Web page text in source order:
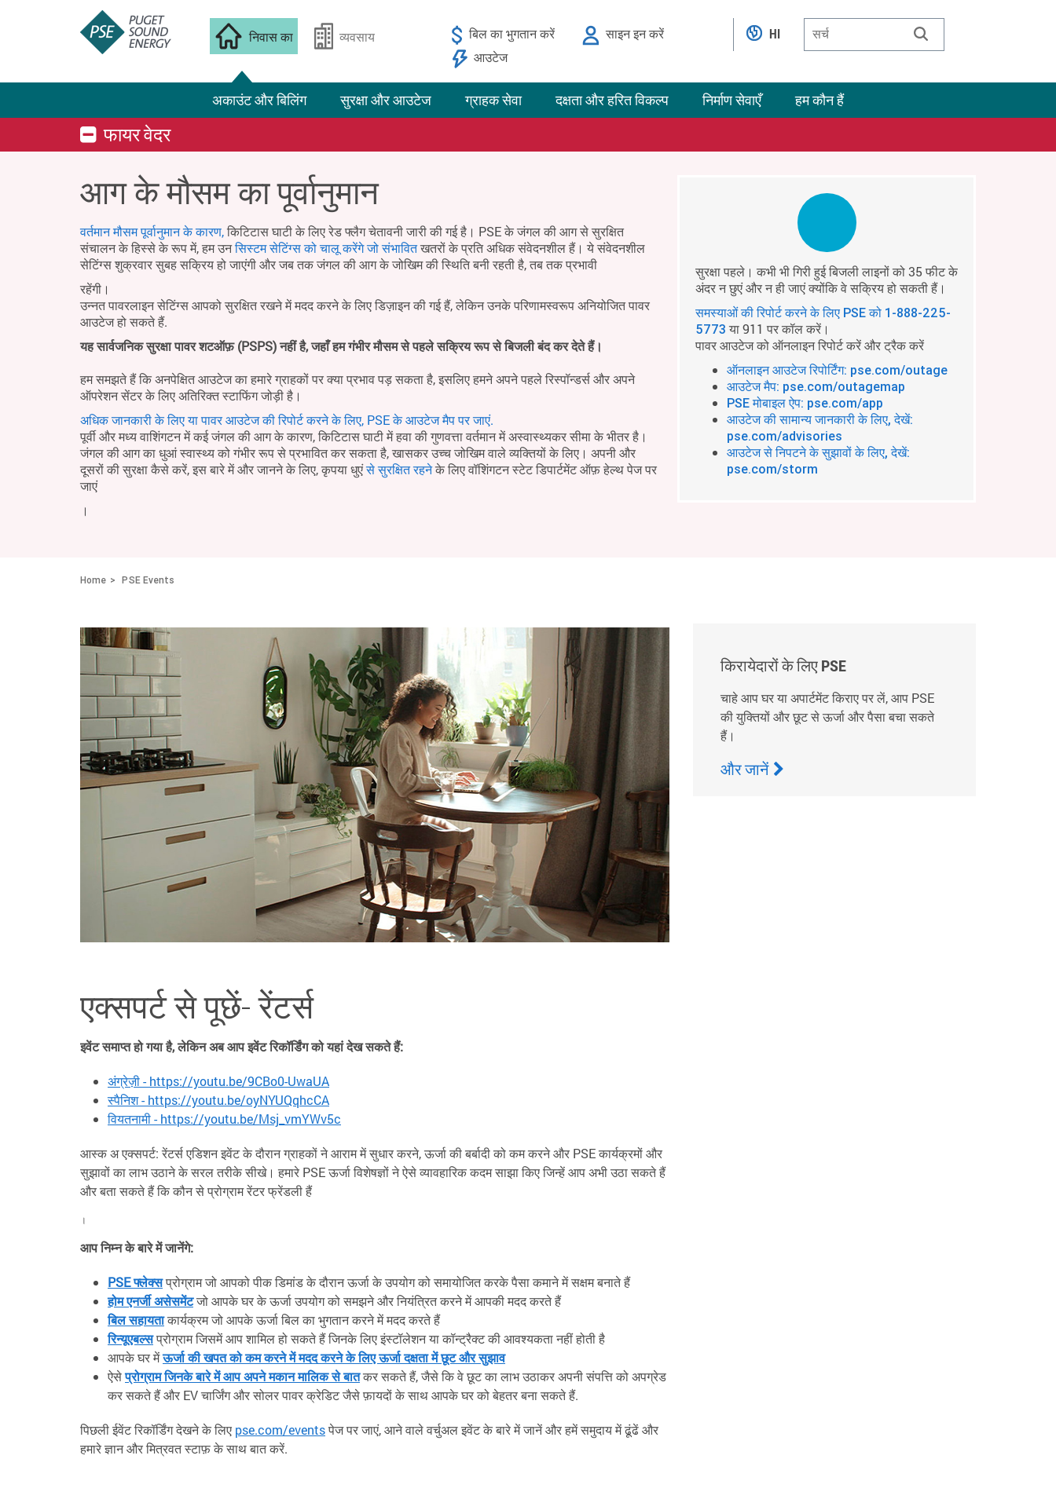
निवास का
अकाउंट और बिलिंग सुरक्षा और आउटेज ग्राहक सेवा दक्षता और हरित विकल्प निर्माण सेवाएँ हम कौन हैं
व्यवसाय बिल का भुगतान करें
साइन इन करें
आउटेज
HI
फायर वेदर
आग के मौसम का पूर्वानुमान
वर्तमान मौसम पूर्वानुमान के कारण,किटिटास घाटी के लिए रेड फ्लैग चेतावनी जारी की गई है। PSE के जंगल की आग से सुरक्षित
संचालन के हिस्से के रूप में, हम उनसिस्टम सेटिंग्स को चालू करेंगे जो संभावितखतरों के प्रति अधिक संवेदनशील हैं। ये संवेदनशील
सेटिंग्स शुक्रवार सुबह सक्रिय हो जाएंगी और जब तक जंगल की आग के जोखिम की स्थिति बनी रहती है, तब तक प्रभावी
रहेंगी।
उन्नत पावरलाइन सेटिंग्स आपको सुरक्षित रखने में मदद करने के लिए डिज़ाइन की गई हैं, लेकिन उनके परिणामस्वरूप अनियोजित पावर
आउटेज हो सकते हैं.
यह सार्वजनिक सुरक्षा पावर शटऑफ़ (PSPS) नहीं है, जहाँ हम गंभीर मौसम से पहले सक्रिय रूप से बिजली बंद कर देते हैं।
हम समझते हैं कि अनपेक्षित आउटेज का हमारे ग्राहकों पर क्या प्रभाव पड़ सकता है, इसलिए हमने अपने पहले रिस्पॉन्डर्स और अपने
ऑपरेशन सेंटर के लिए अतिरिक्त स्टाफिंग जोड़ी है।
अधिक जानकारी के लिए या पावर आउटेज की रिपोर्ट करने के लिए, PSE के आउटेज मैप पर जाएं.
पूर्वी और मध्य वाशिंगटन में कई जंगल की आग के कारण, किटिटास घाटी में हवा की गुणवत्ता वर्तमान में अस्वास्थ्यकर सीमा के भीतर है।
जंगल की आग का धुआं स्वास्थ्य को गंभीर रूप से प्रभावित कर सकता है, खासकर उच्च जोखिम वाले व्यक्तियों के लिए। अपनी और
दूसरों की सुरक्षा कैसे करें, इस बारे में और जानने के लिए, कृपया धुएंसे सुरक्षित रहनेके लिए वॉशिंगटन स्टेट डिपार्टमेंट ऑफ़ हेल्थ पेज पर
जाएं
।
सुरक्षा पहले। कभी भी गिरी हुई बिजली लाइनों को 35 फीट के
अंदर न छुएं और न ही जाएं क्योंकि वे सक्रिय हो सकती हैं।
समस्याओं की रिपोर्ट करने के लिए PSE को 1-888-225-
5773 या 911 पर कॉल करें।
पावर आउटेज को ऑनलाइन रिपोर्ट करें और ट्रैक करें
ऑनलाइन आउटेज रिपोर्टिंग: pse.com/outage
आउटेज मैप: pse.com/outagemap
PSE मोबाइल ऐप: pse.com/app
आउटेज की सामान्य जानकारी के लिए, देखें:
pse.com/advisories
आउटेज से निपटने के सुझावों के लिए, देखें:
pse.com/storm
Home PSE Events
एक्सपर्ट से पूछें- रेंटर्स
इवेंट समाप्त हो गया है, लेकिन अब आप इवेंट रिकॉर्डिंग को यहां देख सकते हैं:
अंग्रेज़ी - https://youtu.be/9CBo0-UwaUA
स्पैनिश - https://youtu.be/oyNYUQqhcCA
वियतनामी - https://youtu.be/Msj_vmYWv5c
आस्क अ एक्सपर्ट: रेंटर्स एडिशन इवेंट के दौरान ग्राहकों ने आराम में सुधार करने, ऊर्जा की बर्बादी को कम करने और PSE कार्यक्रमों और
सुझावों का लाभ उठाने के सरल तरीके सीखे। हमारे PSE ऊर्जा विशेषज्ञों ने ऐसे व्यावहारिक कदम साझा किए जिन्हें आप अभी उठा सकते हैं
और बता सकते हैं कि कौन से प्रोग्राम रेंटर फ्रेंडली हैं
।
आप निम्न के बारे में जानेंगे:
PSE फ्लेक्सप्रोग्राम जो आपको पीक डिमांड के दौरान ऊर्जा के उपयोग को समायोजित करके पैसा कमाने में सक्षम बनाते हैं
होम एनर्जी असेसमेंटजो आपके घर के ऊर्जा उपयोग को समझने और नियंत्रित करने में आपकी मदद करते हैं
बिल सहायताकार्यक्रम जो आपके ऊर्जा बिल का भुगतान करने में मदद करते हैं
रिन्यूएबल्सप्रोग्राम जिसमें आप शामिल हो सकते हैं जिनके लिए इंस्टॉलेशन या कॉन्ट्रैक्ट की आवश्यकता नहीं होती है
आपके घर मेंऊर्जा की खपत को कम करने में मदद करने के लिए ऊर्जा दक्षता में छूट और सुझाव
ऐसेप्रोग्राम जिनके बारे में आप अपने मकान मालिक से बातकर सकते हैं, जैसे कि वे छूट का लाभ उठाकर अपनी संपत्ति को अपग्रेड
कर सकते हैं और EV चार्जिंग और सोलर पावर क्रेडिट जैसे फ़ायदों के साथ आपके घर को बेहतर बना सकते हैं.
पिछली ईवेंट रिकॉर्डिंग देखने के लिए pse.com/eventsपेज पर जाएं, आने वाले वर्चुअल इवेंट के बारे में जानें और हमें समुदाय में ढूंढें और
हमारे ज्ञान और मित्रवत स्टाफ़ के साथ बात करें.
किरायेदारों के लिए PSE
चाहे आप घर या अपार्टमेंट किराए पर लें, आप PSE
की युक्तियों और छूट से ऊर्जा और पैसा बचा सकते
हैं।
और जानें